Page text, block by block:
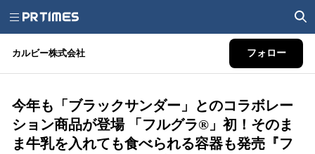
カルビー株式会社 フォロー
今年も「ブラックサンダー」とのコラボレー
ション商品が登場 「フルグラ®」初！そのま
ま牛乳を入れても食べられる容器も発売『フ